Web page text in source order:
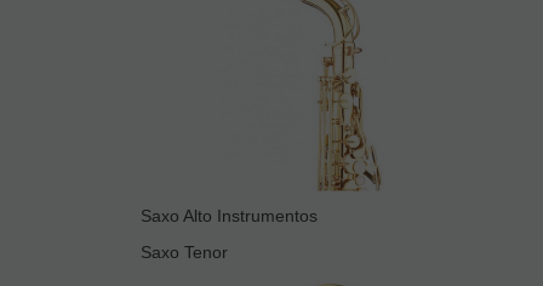
Saxo Alto Instrumentos
Saxo Tenor